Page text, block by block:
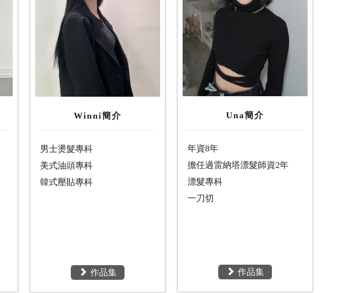
Winni簡介
男士燙髮專科
美式油頭專科
韓式壓貼專科
作品集
Una簡介
年資8年
擔任過雷納塔漂髮師資2年
漂髮專科
一刀切
作品集